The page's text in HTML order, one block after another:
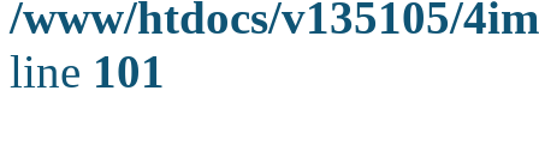
/www/htdocs/v135105/
line 101